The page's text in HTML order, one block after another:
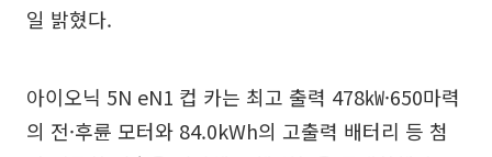
일 밝혔다.
아이오닉 5N eN1 컵 카는 최고 출력 478㎾·650마력
의 전·후륜 모터와 84.0kWh의 고출력 배터리 등 첨